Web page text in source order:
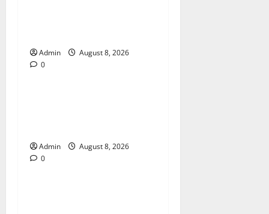
Admin
August 8, 2026
0Blog
Admin
August 8, 2026
0Blog